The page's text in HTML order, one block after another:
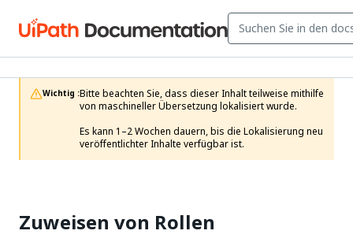
Wichtig :Bitte beachten Sie, dass dieser Inhalt teilweise mithilfe
von maschineller Übersetzung lokalisiert wurde.
Es kann 1–2 Wochen dauern, bis die Lokalisierung neu
veröffentlichter Inhalte verfügbar ist.
Zuweisen von Rollen